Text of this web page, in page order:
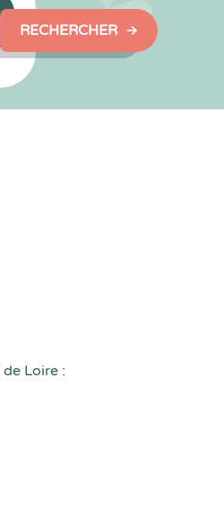
RECHERCHER
Loire :